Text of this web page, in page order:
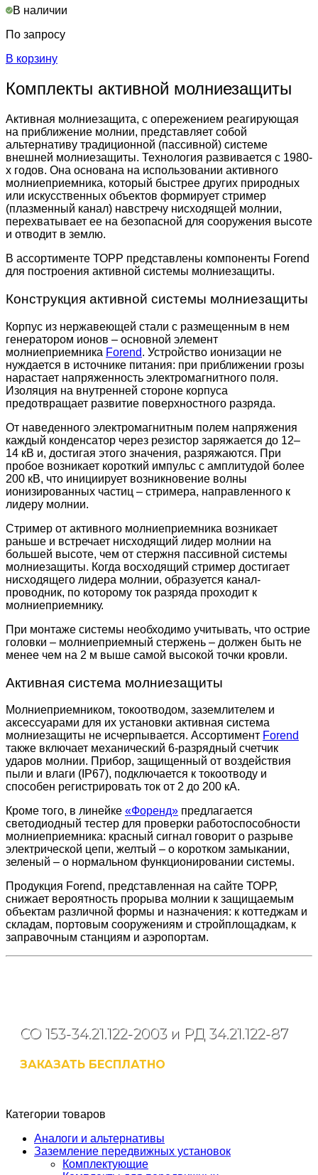
В наличии
По запросу
В корзину
Комплекты активной молниезащиты
Активная молниезащита, с опережением реагирующая
на приближение молнии, представляет собой
альтернативу традиционной (пассивной) системе
внешней молниезащиты. Технология развивается с 1980-
х годов. Она основана на использовании активного
молниеприемника, который быстрее других природных
или искусственных объектов формирует стример
(плазменный канал) навстречу нисходящей молнии,
перехватывает ее на безопасной для сооружения высоте
и отводит в землю.
В ассортименте ТОРР представлены компоненты Forend
для построения активной системы молниезащиты.
Конструкция активной системы молниезащиты
Корпус из нержавеющей стали с размещенным в нем
генератором ионов – основной элемент
молниеприемника Forend. Устройство ионизации не
нуждается в источнике питания: при приближении грозы
нарастает напряженность электромагнитного поля.
Изоляция на внутренней стороне корпуса
предотвращает развитие поверхностного разряда.
От наведенного электромагнитным полем напряжения
каждый конденсатор через резистор заряжается до 12–
14 кВ и, достигая этого значения, разряжаются. При
пробое возникает короткий импульс с амплитудой более
200 кВ, что инициирует возникновение волны
ионизированных частиц – стримера, направленного к
лидеру молнии.
Стример от активного молниеприемника возникает
раньше и встречает нисходящий лидер молнии на
большей высоте, чем от стержня пассивной системы
молниезащиты. Когда восходящий стример достигает
нисходящего лидера молнии, образуется канал-
проводник, по которому ток разряда проходит к
молниеприемнику.
При монтаже системы необходимо учитывать, что острие
головки – молниеприемный стержень – должен быть не
менее чем на 2 м выше самой высокой точки кровли.
Активная система молниезащиты
Молниеприемником, токоотводом, заземлителем и
аксессуарами для их установки активная система
молниезащиты не исчерпывается. Ассортимент Forend
также включает механический 6-разрядный счетчик
ударов молнии. Прибор, защищенный от воздействия
пыли и влаги (IP67), подключается к токоотводу и
способен регистрировать ток от 2 до 200 кA.
Кроме того, в линейке «Форенд» предлагается
светодиодный тестер для проверки работоспособности
молниеприемника: красный сигнал говорит о разрыве
электрической цепи, желтый – о коротком замыкании,
зеленый – о нормальном функционировании системы.
Продукция Forend, представленная на сайте ТОРР,
снижает вероятность прорыва молнии к защищаемым
объектам различной формы и назначения: к коттеджам и
складам, портовым сооружениям и стройплощадкам, к
заправочным станциям и аэропортам.
СО 153-34.21.122-2003 и РД 34.21.122-87
ЗАКАЗАТЬ БЕСПЛАТНО
Категории товаров
Аналоги и альтернативы
Заземление передвижных установок
Комплектующие